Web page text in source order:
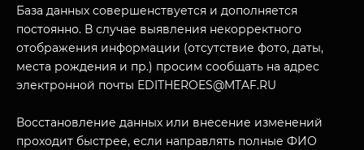
ПОСЕТИТЕЛЯМ
НАЗАД
База данных совершенствуется и дополняется
постоянно. В случае выявления некорректного
отображения информации (отсутствие фото, даты,
места рождения и пр.) просим сообщать на адрес
электронной почты EDITHEROES@MTAF.RU
Восстановление данных или внесение изменений
проходит быстрее, если направлять полные ФИО